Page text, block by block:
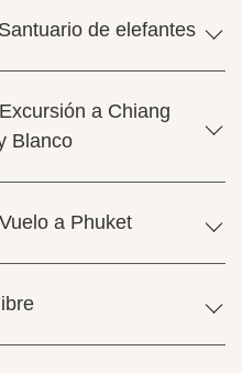
de elefantes
a Chiang
Blanco
a Phuket